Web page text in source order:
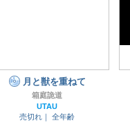
月と獣を重ねて
箱庭詭道
UTAU
売切れ｜
全年齢